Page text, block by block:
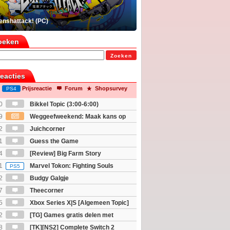
(PC)
Zoeken
PS4 Prijsreactie Forum Shopsurvey
Bikkel Topic (3:00-6:00)
Weggeefweekend: Maak kans op
Galaxy movie (2x)!
Juichcorner
Guess the Game
[Review] Big Farm Story
op SteamDeck)
PS5
Marvel Tokon: Fighting Souls
Budgy Galgje
Theecorner
Xbox Series X|S [Algemeen Topic]
[TG] Games gratis delen met
[TK][NS2] Complete Switch 2